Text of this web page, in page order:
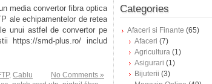
media convertor fibra optica
ale echipamentelor de retea
unui astfel de convertor pe
https://smd-plus.ro/ includ
No Comments »
, Cablu
Categories
Afaceri si Finante (65)
Afaceri (7)
Agricultura (1)
Asigurari (1)
Bijuterii (3)